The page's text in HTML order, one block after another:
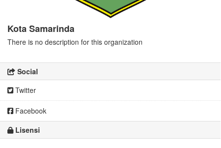
Kota Samarinda
There is no description for this organization
Social
Twitter
Facebook
Lisensi